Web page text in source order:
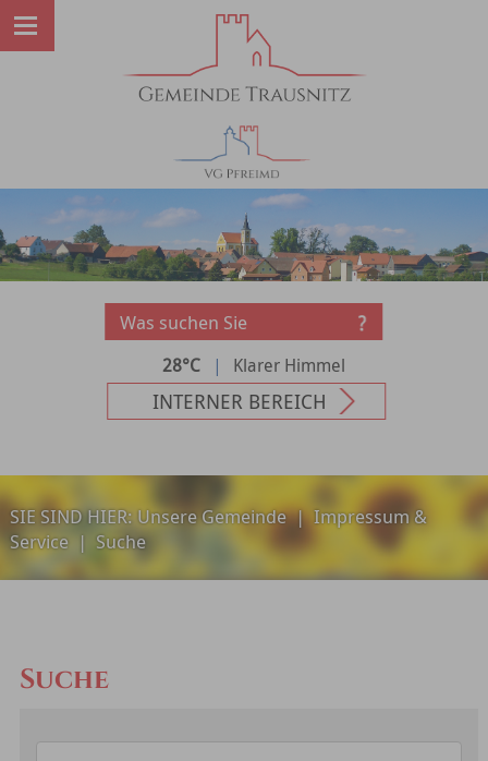
28°C | Klarer Himmel
INTERNER BEREICH
SIE SIND HIER:Unsere Gemeinde|Impressum &
Service | Suche
Suche